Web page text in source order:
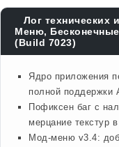
Лог
Меню,
(Build 7023)
Ядро приложения
полной поддержки
Пофиксен баг с
мерцание текстур
Мод-меню v3.4: